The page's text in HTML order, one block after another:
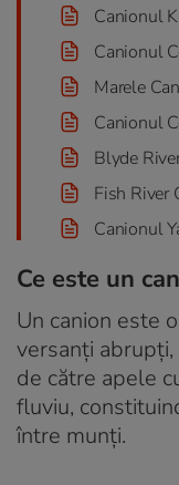
Canionul
Canionul
Marele
Canionul
Blyde
Fish River
Canionul
Ce este un
Un canion este
versanți
de către apele
fluviu,
între munți.